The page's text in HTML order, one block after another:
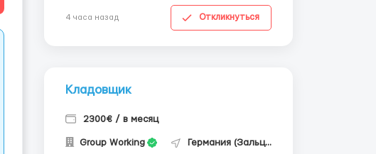
4 часа назад Откликнуться
Кладовщик
2300€ / в месяц
Group Working Германия (Зальцгиттер)